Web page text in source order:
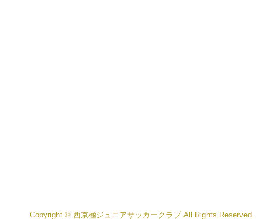
Copyright © 西京極ジュニアサッカークラブ All Rights Reserved.